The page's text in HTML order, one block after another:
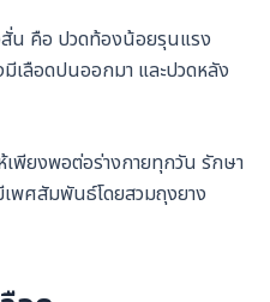
น คือ ปวดท้องน้อยรุนแรง
เลือดปนออกมา และปวดหลัง
เพียงพอต่อร่างกายทุกวัน รักษา
พศสัมพันธ์โดยสวมถุงยาง